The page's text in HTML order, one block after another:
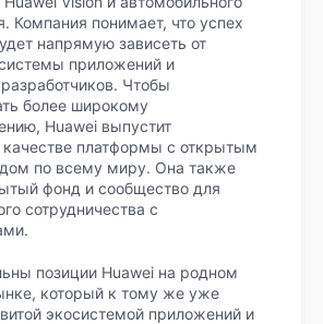
Компания понимает, что успех
напрямую зависеть от
приложений и
Чтобы
более широкому
Huawei выпустит
качестве платформы с открытым
по всему миру. Она также
фонд и сообщество для
сотрудничества с
позиции Huawei на родном
который к тому же уже
экосистемой приложений и